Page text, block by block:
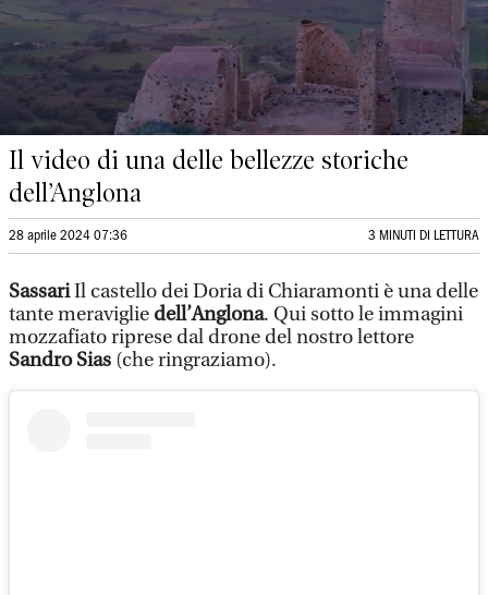
Il video di una delle bellezze storiche
dell’Anglona
28 aprile 2024 07:36 3 MINUTI DI LETTURA
SassariIl castello dei Doria di Chiaramonti è una delle
tante meraviglie dell’Anglona. Qui sotto le immagini
mozzafiato riprese dal drone del nostro lettore
Sandro Sias (che ringraziamo).